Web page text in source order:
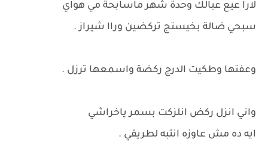
لارا عيع عبالك وحدة شهر ماسابحة مي هواي
سبحي ضالة بخيستج تركضين وراا شيراز .
وعفتها وطكيت الدرج ركضة واسمعها ترزل .
واني انزل ركض انلزكت بسمر ياخراشي
ايه ده مش عاوزه انتبه لطريقي .